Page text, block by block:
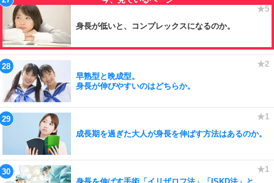
身長が低いと、コンプレックスになるのか。
早熟型と晩成型。
身長が伸びやすいのはどちらか。
成長期を過ぎた大人が身長を伸ばす方法はあるのか。
身長を伸ばす手術「イリザロフ法」「ISKD法」と